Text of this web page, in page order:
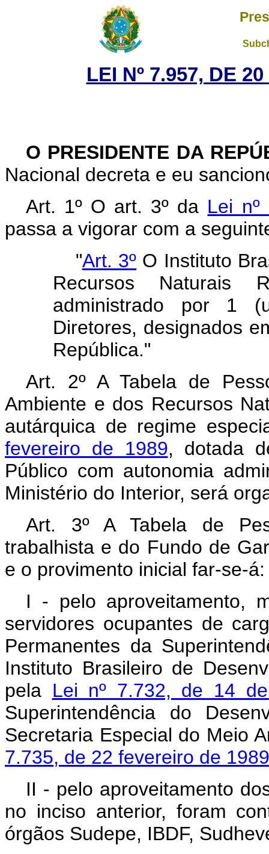
LEI Nº 7.957, DE
O PRESIDENTE DA
Nacional decreta e eu
Art. 1º O art. 3º da Lei
passa a vigorar com a
"Art. 3º O Instituto
Recursos Naturais
administrado por 1
Diretores, designados
República."
Art. 2º A Tabela de
Ambiente e dos Recursos
autárquica de regime
fevereiro de 1989, dotada
Público com autonomia
Ministério do Interior, será
Art. 3º A Tabela de
trabalhista e do Fundo de
e o provimento inicial far-se-á:
I - pelo aproveitamento,
servidores ocupantes de
Permanentes da
Instituto Brasileiro de
pela Lei nº 7.732, de 14
Superintendência do
Secretaria Especial do Meio
7.735, de 22 fevereiro de 1989
II - pelo aproveitamento
no inciso anterior, foram
órgãos Sudepe, IBDF,